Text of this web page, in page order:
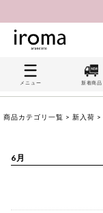
メニュー 新着商品
商品カテゴリ一覧 > 新入荷 >
6月